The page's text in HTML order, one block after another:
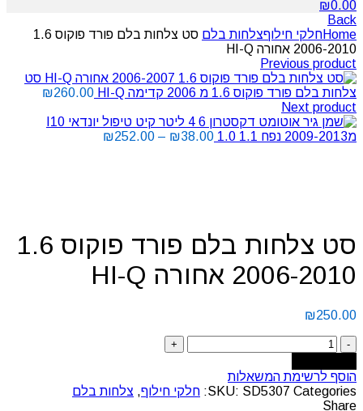
₪0.00
Back
Homeחלקי חילוףצלחות בלם
סט צלחות בלם פורד פוקוס 1.6
2006-2010 אחורה HI-Q
Previous product
סט
צלחות בלם פורד פוקוס 1.6 מ 2006 קדימה HI-Q
₪260.00
Next product
קיט טיפול יונדאי I10
מ2009-2013 נפח 1.1 1.0
₪38.00
–
₪252.00
סט צלחות בלם פורד פוקוס 1.6
2006-2010 אחורה HI-Q
₪250.00
הוסף לרשימת המשאלות
SKU: SD5307 Categories: חלקי חילוף, צלחות בלם
Share